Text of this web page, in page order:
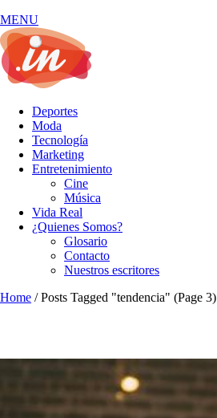
MENU
Deportes
Moda
Tecnología
Marketing
Entretenimiento
Cine
Música
Vida Real
¿Quienes Somos?
Glosario
Contacto
Nuestros escritores
Home /Posts Tagged "tendencia" (Page 3)